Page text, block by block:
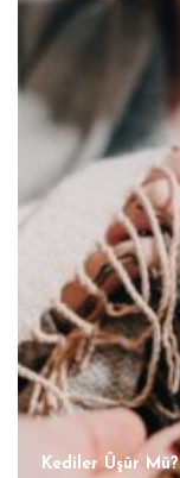
Kediler Üşür Mü?